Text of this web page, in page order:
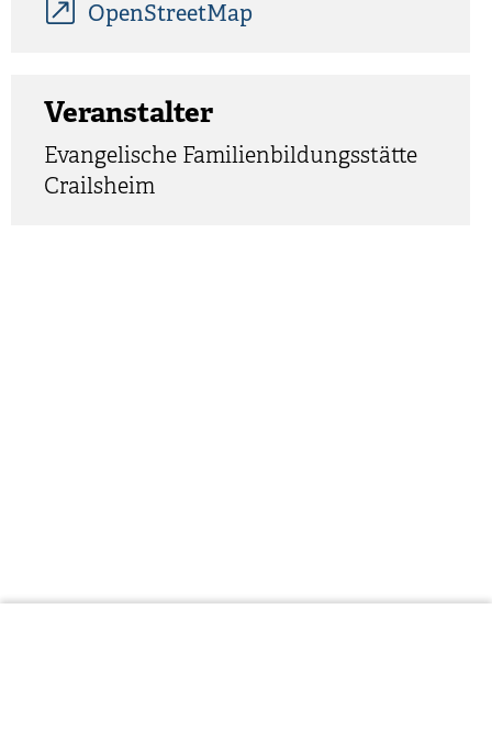
OpenStreetMap
Veranstalter
Evangelische Familienbildungsstätte
Crailsheim